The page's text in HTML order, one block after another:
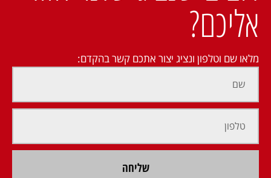
אליכם?
מלאו שם וטלפון ונציג יצור אתכם קשר בהקדם:
שליחה